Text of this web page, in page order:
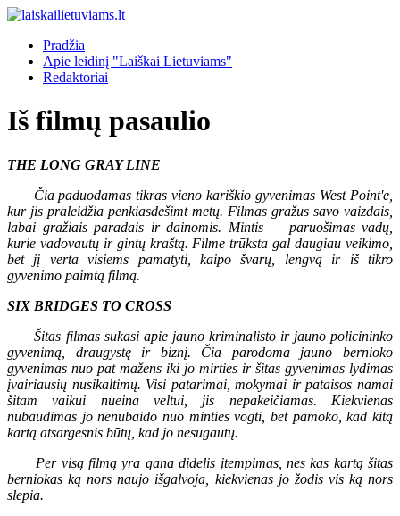
Pradžia
Apie leidinį "Laiškai Lietuviams"
Redaktoriai
Iš filmų pasaulio
THE LONG GRAY LINE
Čia paduodamas tikras vieno kariškio gyvenimas West Point'e,
kur jis praleidžia penkiasdešimt metų. Filmas gražus savo vaizdais,
labai gražiais paradais ir dainomis. Mintis — paruošimas vadų,
kurie vadovautų ir gintų kraštą. Filme trūksta gal daugiau veikimo,
bet jį verta visiems pamatyti, kaipo švarų, lengvą ir iš tikro
gyvenimo paimtą filmą.
SIX BRIDGES TO CROSS
Šitas filmas sukasi apie jauno kriminalisto ir jauno policininko
gyvenimą, draugystę ir biznį. Čia parodoma jauno bernioko
gyvenimas nuo pat mažens iki jo mirties ir šitas gyvenimas lydimas
įvairiausių nusikaltimų. Visi patarimai, mokymai ir pataisos namai
šitam vaikui nueina veltui, jis nepakeičiamas. Kiekvienas
nubaudimas jo nenubaido nuo minties vogti, bet pamoko, kad kitą
kartą atsargesnis būtų, kad jo nesugautų.
Per visą filmą yra gana didelis įtempimas, nes kas kartą šitas
berniokas ką nors naujo išgalvoja, kiekvienas jo žodis vis ką nors
slepia.